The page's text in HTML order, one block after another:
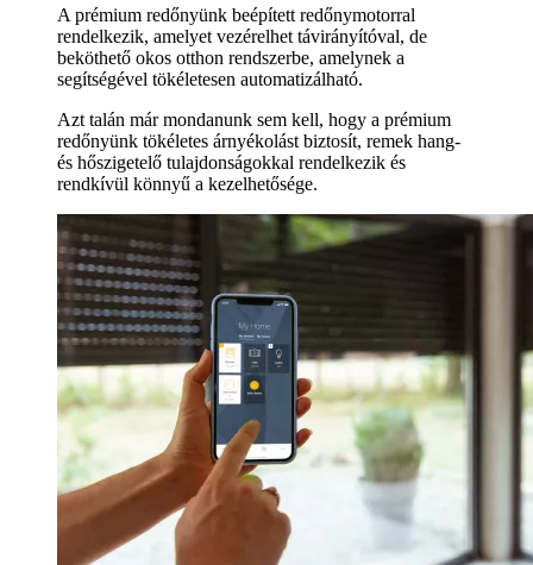
A prémium redőnyünk beépített redőnymotorral
rendelkezik, amelyet vezérelhet távirányítóval, de
beköthető okos otthon rendszerbe, amelynek a
segítségével tökéletesen automatizálható.
Azt talán már mondanunk sem kell, hogy a prémium
redőnyünk tökéletes árnyékolást biztosít, remek hang-
és hőszigetelő tulajdonságokkal rendelkezik és
rendkívül könnyű a kezelhetősége.